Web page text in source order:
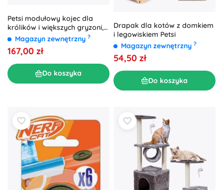
Petsi modułowy kojec dla
królików i większych gryzoni,
35 paneli, czarny
Magazyn zewnętrzny ?
167,00 zł
Do koszyka
Drapak dla kotów z domkiem
i legowiskiem Petsi
Magazyn zewnętrzny ?
54,50 zł
Do koszyka